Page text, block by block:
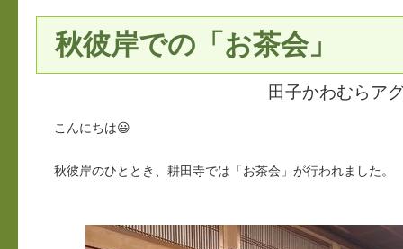
秋彼岸での「お茶会」
田子かわむらア
こんにちは😃
秋彼岸のひととき、耕田寺では「お茶会」が行われました。